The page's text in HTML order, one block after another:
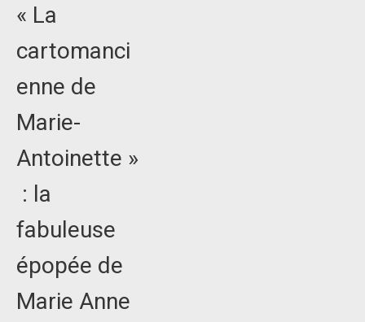
« La
cartomanci
enne de
Marie-
Antoinette »
: la
fabuleuse
épopée de
Marie Anne